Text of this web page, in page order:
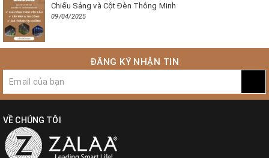
Chiếu Sáng và Cột Đèn Thông Minh
09/04/2025
ĐĂNG KÝ NHẬN TIN
VỀ CHÚNG TÔI